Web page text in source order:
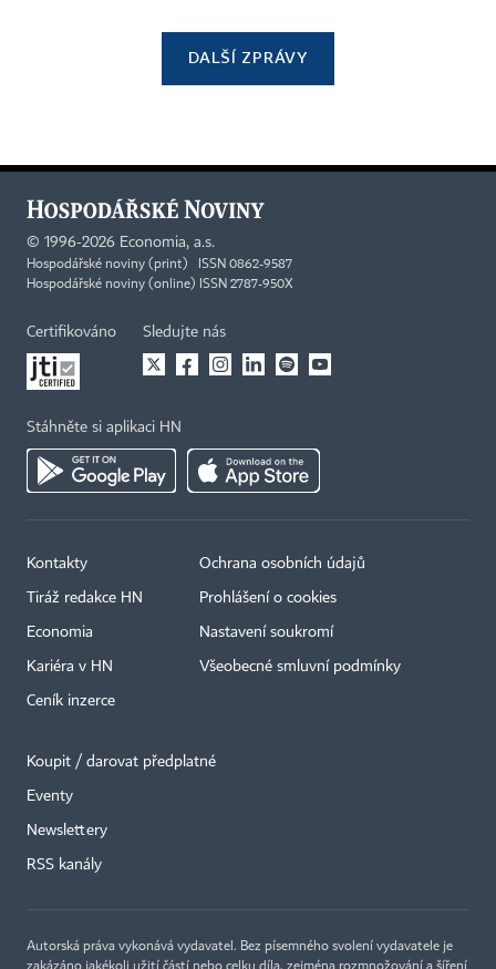
DALŠÍ ZPRÁVY
© 1996-2026 Economia, a.s.
Hospodářské noviny (print) ISSN 0862-9587
Hospodářské noviny (online) ISSN 2787-950X
Certifikováno Sledujte nás
Stáhněte si aplikaci HN
Kontakty
Tiráž redakce HN
Economia
Kariéra v HN
Ceník inzerce
Ochrana osobních údajů
Prohlášení o cookies
Nastavení soukromí
Všeobecné smluvní podmínky
Koupit / darovat předplatné
Eventy
Newslettery
RSS kanály
Autorská práva vykonává vydavatel. Bez písemného svolení vydavatele je